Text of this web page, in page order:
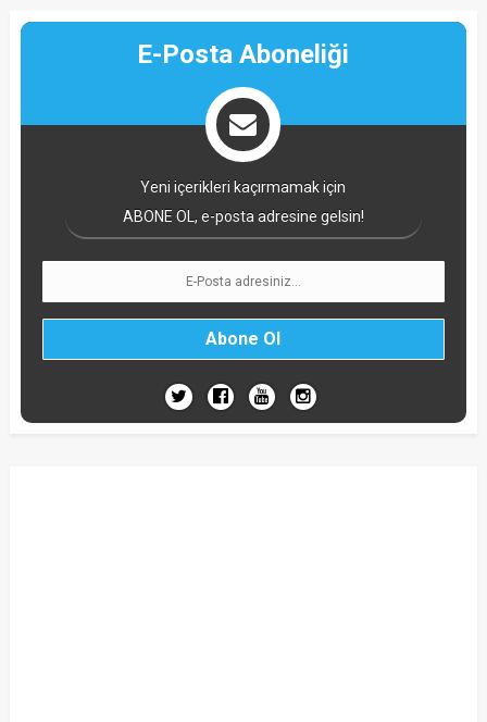
E-Posta Aboneliği
Yeni içerikleri kaçırmamak için
ABONE OL, e-posta adresine gelsin!